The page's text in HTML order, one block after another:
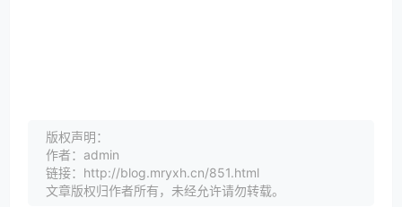
版权声明：
作者：admin
链接：http://blog.mryxh.cn/851.html
文章版权归作者所有，未经允许请勿转载。